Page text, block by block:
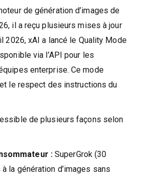
de génération d’images de
il a reçu plusieurs mises à jour
2026, xAI a lancé le Quality Mode
via l’API pour les
enterprise. Ce mode
le respect des instructions du
de plusieurs façons selon
: SuperGrok (30
la génération d’images sans